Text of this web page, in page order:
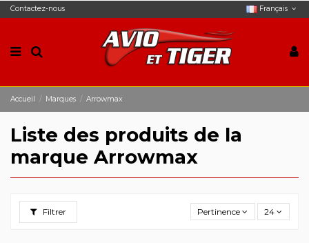
Contactez-nous Français
Accueil Marques Arrowmax
Liste des produits de la
marque Arrowmax
Filtrer Pertinence 24